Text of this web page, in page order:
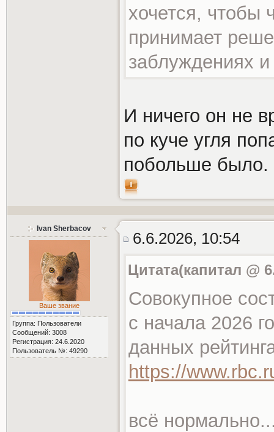
хочется, чтобы
принимает
заблуждениях
И ничего он не
по куче угля
побольше было.
Ivan Sherbacov
Ваше звание
Группа: Пользователи
Сообщений: 3008
Регистрация: 24.6.2020
Пользователь №: 49290
6.6.2026, 10:54
Цитата(капитал @
Совокупное
с начала 2026
данных
https://
всё